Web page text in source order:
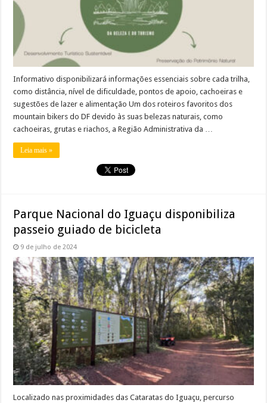
Informativo disponibilizará informações essenciais sobre cada trilha,
como distância, nível de dificuldade, pontos de apoio, cachoeiras e
sugestões de lazer e alimentação Um dos roteiros favoritos dos
mountain bikers do DF devido às suas belezas naturais, como
cachoeiras, grutas e riachos, a Região Administrativa da …
Leia mais »
Parque Nacional do Iguaçu disponibiliza
passeio guiado de bicicleta
9 de julho de 2024
Localizado nas proximidades das Cataratas do Iguaçu, percurso